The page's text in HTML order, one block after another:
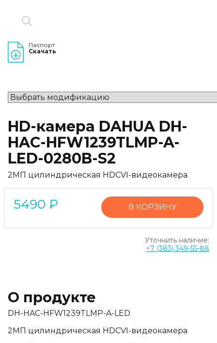
Паспорт
Скачать
HD-камера DAHUA DH-
HAC-HFW1239TLMP-A-
LED-0280B-S2
2МП цилиндрическая HDCVI-видеокамера
5490 ₽ В КОРЗИНУ
Уточнить наличие:
+7 (383) 349-55-88
О продукте
DH-HAC-HFW1239TLMP-A-LED
2МП цилиндрическая HDCVI-видеокамера